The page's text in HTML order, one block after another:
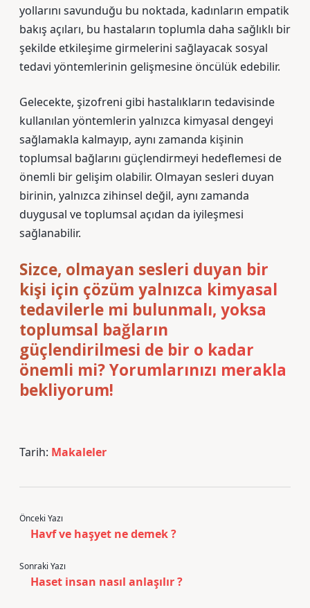
yollarını savunduğu bu noktada, kadınların empatik
bakış açıları, bu hastaların toplumla daha sağlıklı bir
şekilde etkileşime girmelerini sağlayacak sosyal
tedavi yöntemlerinin gelişmesine öncülük edebilir.
Gelecekte, şizofreni gibi hastalıkların tedavisinde
kullanılan yöntemlerin yalnızca kimyasal dengeyi
sağlamakla kalmayıp, aynı zamanda kişinin
toplumsal bağlarını güçlendirmeyi hedeflemesi de
önemli bir gelişim olabilir. Olmayan sesleri duyan
birinin, yalnızca zihinsel değil, aynı zamanda
duygusal ve toplumsal açıdan da iyileşmesi
sağlanabilir.
Sizce, olmayan sesleri duyan bir
kişi için çözüm yalnızca kimyasal
tedavilerle mi bulunmalı, yoksa
toplumsal bağların
güçlendirilmesi de bir o kadar
önemli mi? Yorumlarınızı merakla
bekliyorum!
Tarih: Makaleler
Önceki Yazı
Havf ve haşyet ne demek ?
Sonraki Yazı
Haset insan nasıl anlaşılır ?